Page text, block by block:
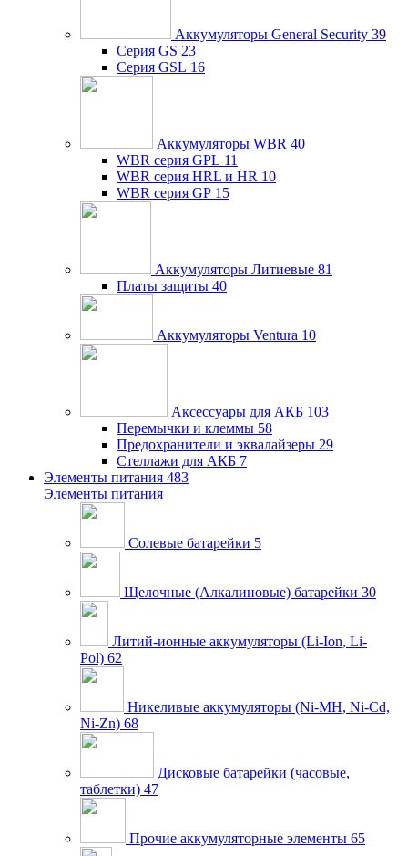
Аккумуляторы General Security 39
Серия GS 23
Серия GSL 16
Аккумуляторы WBR 40
WBR серия GPL 11
WBR серия HRL и HR 10
WBR серия GP 15
Аккумуляторы Литиевые 81
Платы защиты 40
Аккумуляторы Ventura 10
Аксессуары для АКБ 103
Перемычки и клеммы 58
Предохранители и эквалайзеры 29
Стеллажи для АКБ 7
Элементы питания 483
Элементы питания
Солевые батарейки 5
Щелочные (Алкалиновые) батарейки 30
Литий-ионные аккумуляторы (Li-Ion, Li-
Pol) 62
Никеливые аккумуляторы (Ni-MH, Ni-Cd,
Ni-Zn) 68
Дисковые батарейки (часовые,
таблетки) 47
Прочие аккумуляторные элементы 65